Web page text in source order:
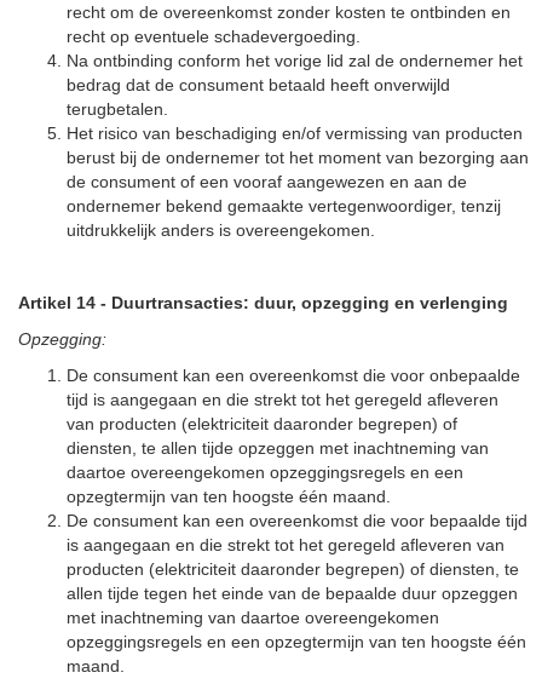
recht om de overeenkomst zonder kosten te ontbinden en
recht op eventuele schadevergoeding.
Na ontbinding conform het vorige lid zal de ondernemer het
bedrag dat de consument betaald heeft onverwijld
terugbetalen.
Het risico van beschadiging en/of vermissing van producten
berust bij de ondernemer tot het moment van bezorging aan
de consument of een vooraf aangewezen en aan de
ondernemer bekend gemaakte vertegenwoordiger, tenzij
uitdrukkelijk anders is overeengekomen.
Artikel 14 - Duurtransacties: duur, opzegging en verlenging
Opzegging:
De consument kan een overeenkomst die voor onbepaalde
tijd is aangegaan en die strekt tot het geregeld afleveren
van producten (elektriciteit daaronder begrepen) of
diensten, te allen tijde opzeggen met inachtneming van
daartoe overeengekomen opzeggingsregels en een
opzegtermijn van ten hoogste één maand.
De consument kan een overeenkomst die voor bepaalde tijd
is aangegaan en die strekt tot het geregeld afleveren van
producten (elektriciteit daaronder begrepen) of diensten, te
allen tijde tegen het einde van de bepaalde duur opzeggen
met inachtneming van daartoe overeengekomen
opzeggingsregels en een opzegtermijn van ten hoogste één
maand.